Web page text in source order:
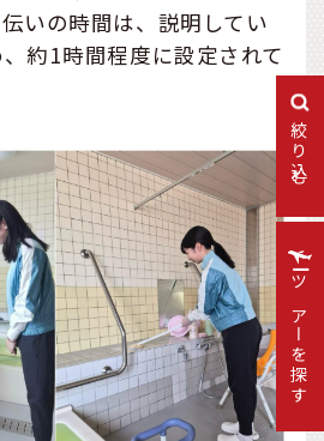
絞り込む
いの時間は、説明してい
約1時間程度に設定されて
ツアーを探す